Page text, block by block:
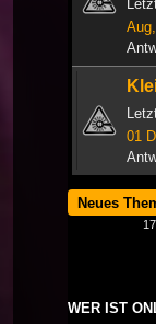
01
Neues
WER IST